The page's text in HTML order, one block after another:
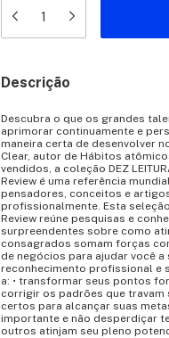
Descrição
Descubra o que os grandes
aprimorar continuamente e
maneira certa de desenvolver
Clear, autor de Hábitos
vendidos, a coleção DEZ
Review é uma referência
pensadores, conceitos e
profissionalmente. Esta
Review reúne pesquisas e
surpreendentes sobre como
consagrados somam forças
de negócios para ajudar você
reconhecimento profissional e
a: • transformar seus pontos
corrigir os padrões que travam
certos para alcançar suas
importante e não desperdiçar
outros atinjam seu pleno